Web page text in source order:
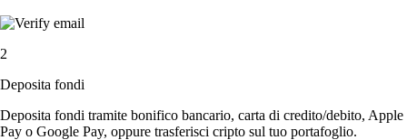
2
Deposita fondi
Deposita fondi tramite bonifico bancario, carta di credito/debito, Apple
Pay o Google Pay, oppure trasferisci cripto sul tuo portafoglio.